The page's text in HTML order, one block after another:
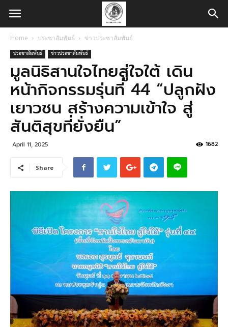
Home ประชาสัมพันธ์ ข่าวประชาสัมพันธ์
ประชาสัมพันธ์ ข่าวประชาสัมพันธ์
มูลนิธิสานใจไทยสู่ใจใต้ เดิน
หน้ากิจกรรมรุ่นที่ 44 “ปลูกฝัง
เยาวชน สร้างความเข้าใจ สู่
สันติสุขที่ยั่งยืน”
April 11, 2025 1682
Share